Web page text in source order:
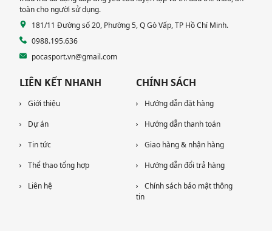
toàn cho người sử dụng.
181/11 Đường số 20, Phường 5, Q Gò Vấp, TP Hồ Chí Minh.
0988.195.636
pocasport.vn@gmail.com
LIÊN KẾT NHANH
Giới thiệu
Dự án
Tin tức
Thể thao tổng hợp
Liên hệ
CHÍNH SÁCH
Hướng dẫn đặt hàng
Hướng dẫn thanh toán
Giao hàng & nhận hàng
Hướng dẫn đổi trả hàng
Chính sách bảo mật thông
tin